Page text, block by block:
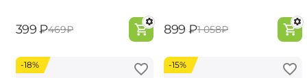
‍399‍ ₽‍469‍₽ ‍899‍ ₽‍1 058‍₽
-18% -15%